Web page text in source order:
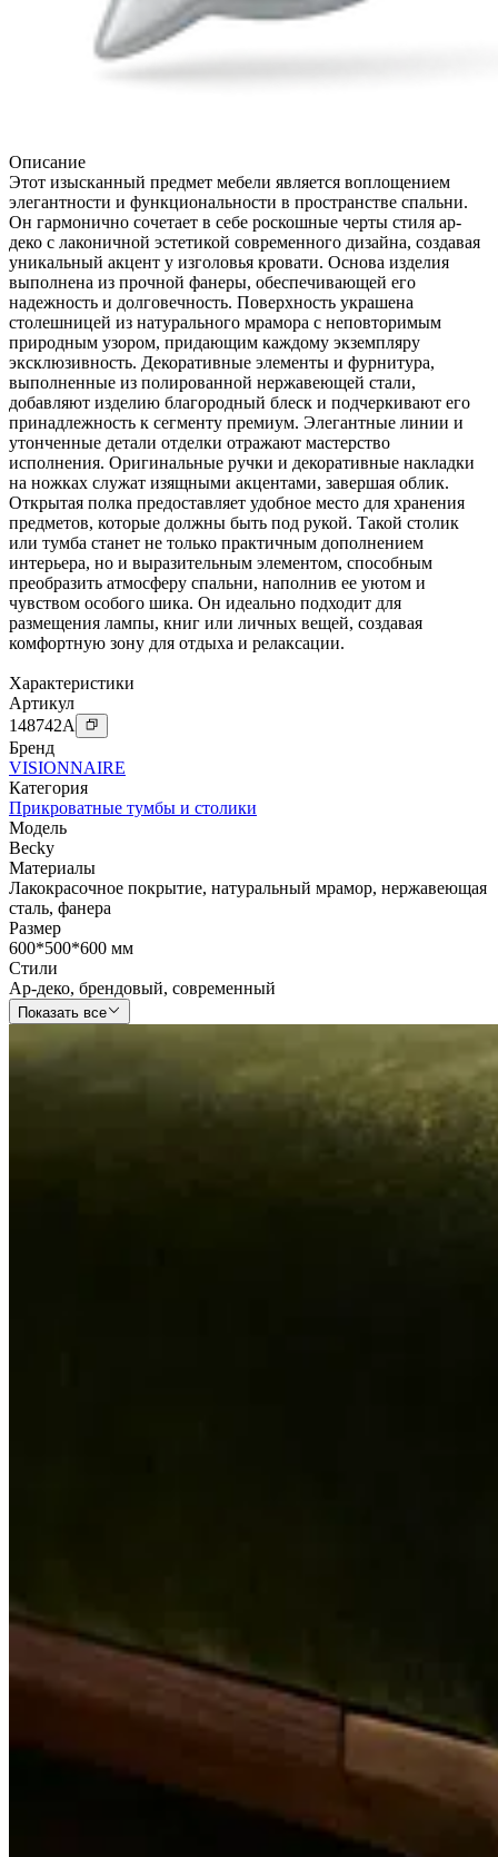
Описание
Этот изысканный предмет мебели является воплощением
элегантности и функциональности в пространстве спальни.
Он гармонично сочетает в себе роскошные черты стиля ар-
деко с лаконичной эстетикой современного дизайна, создавая
уникальный акцент у изголовья кровати. Основа изделия
выполнена из прочной фанеры, обеспечивающей его
надежность и долговечность. Поверхность украшена
столешницей из натурального мрамора с неповторимым
природным узором, придающим каждому экземпляру
эксклюзивность. Декоративные элементы и фурнитура,
выполненные из полированной нержавеющей стали,
добавляют изделию благородный блеск и подчеркивают его
принадлежность к сегменту премиум. Элегантные линии и
утонченные детали отделки отражают мастерство
исполнения. Оригинальные ручки и декоративные накладки
на ножках служат изящными акцентами, завершая облик.
Открытая полка предоставляет удобное место для хранения
предметов, которые должны быть под рукой. Такой столик
или тумба станет не только практичным дополнением
интерьера, но и выразительным элементом, способным
преобразить атмосферу спальни, наполнив ее уютом и
чувством особого шика. Он идеально подходит для
размещения лампы, книг или личных вещей, создавая
комфортную зону для отдыха и релаксации.
Характеристики
Артикул
148742A
Бренд
VISIONNAIRE
Категория
Прикроватные тумбы и столики
Модель
Becky
Материалы
Лакокрасочное покрытие, натуральный мрамор, нержавеющая
сталь, фанера
Размер
600*500*600 мм
Стили
Ар-деко, брендовый, современный
Показать все